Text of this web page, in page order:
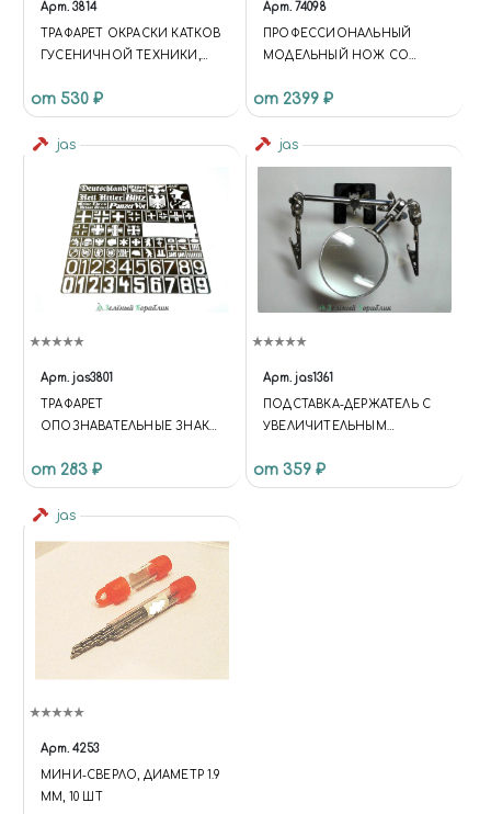
Арт. 3814
ТРАФАРЕТ ОКРАСКИ КАТКОВ
ГУСЕНИЧНОЙ ТЕХНИКИ,
от 530 ₽
Арт. 74098
ПРОФЕССИОНАЛЬНЫЙ
МОДЕЛЬНЫЙ НОЖ СО
РАЗНОЙ ФОРМЫ
от 2399 ₽
jas
Арт. jas3801
ТРАФАРЕТ
ОПОЗНАВАТЕЛЬНЫЕ ЗНАКИ
от 283 ₽
jas
Арт. jas1361
ПОДСТАВКА-ДЕРЖАТЕЛЬ С
УВЕЛИЧИТЕЛЬНЫМ
от 359 ₽
jas
Арт. 4253
МИНИ-СВЕРЛО, ДИАМЕТР 1.9
ММ, 10 ШТ